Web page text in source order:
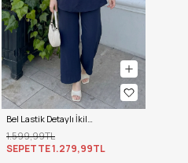
Bel Lastik Detaylı İkili Takım Y0132 - LACİVERT
1.599,99TL
SEPETTE1.279,99TL